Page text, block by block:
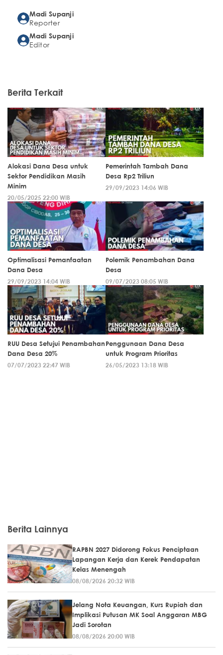
Madi Supanji
Reporter
Madi Supanji
Editor
Berita Terkait
Alokasi Dana Desa untuk
Sektor Pendidikan Masih
Minim
20/05/2025 22:00 WIB
Pemerintah Tambah Dana
Desa Rp2 Triliun
29/09/2023 14:06 WIB
Optimalisasi Pemanfaatan
Dana Desa
29/09/2023 14:04 WIB
Polemik Penambahan Dana
Desa
09/07/2023 08:05 WIB
RUU Desa Setujui Penambahan
Dana Desa 20%
07/07/2023 22:47 WIB
Penggunaan Dana Desa
untuk Program Prioritas
26/05/2023 13:18 WIB
Berita Lainnya
RAPBN 2027 Didorong Fokus Penciptaan
Lapangan Kerja dan Kerek Pendapatan
Kelas Menengah
08/08/2026 20:32 WIB
Jelang Nota Keuangan, Kurs Rupiah dan
Implikasi Putusan MK Soal Anggaran MBG
Jadi Sorotan
08/08/2026 20:00 WIB